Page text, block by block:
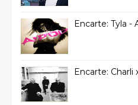
Encarte: Tyla -
Encarte: Charli